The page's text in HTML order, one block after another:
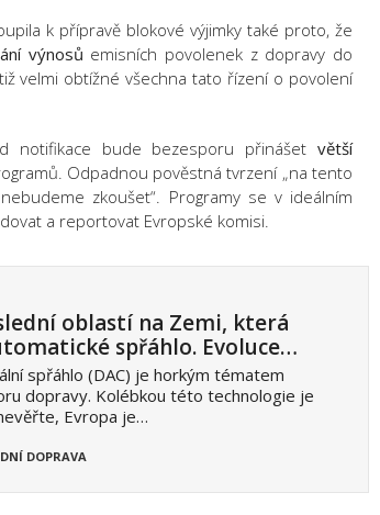
k přípravě blokové výjimky také proto, že
výnosů emisních povolenek z dopravy do
velmi obtížné všechna tato řízení o povolení
notifikace bude bezesporu přinášet větší
Odpadnou pověstná tvrzení „na tento
zkoušet“. Programy se v ideálním
a reportovat Evropské komisi.
oblastí na Zemi, která
spřáhlo. Evoluce…
spřáhlo (DAC) je horkým tématem
dopravy. Kolébkou této technologie je
Evropa je…
DOPRAVA